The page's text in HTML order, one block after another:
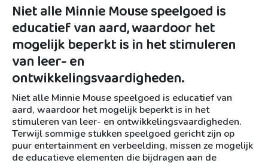
Niet alle Minnie Mouse speelgoed is
educatief van aard, waardoor het
mogelijk beperkt is in het stimuleren
van leer- en
ontwikkelingsvaardigheden.
Niet alle Minnie Mouse speelgoed is educatief van
aard, waardoor het mogelijk beperkt is in het
stimuleren van leer- en ontwikkelingsvaardigheden.
Terwijl sommige stukken speelgoed gericht zijn op
puur entertainment en verbeelding, missen ze mogelijk
de educatieve elementen die bijdragen aan de